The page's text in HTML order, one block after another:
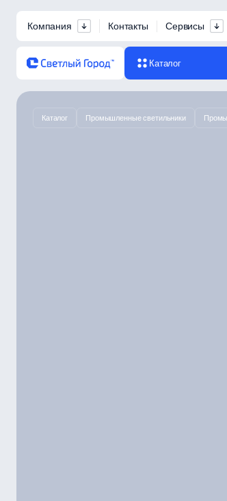
Компания Контакты Сервисы
Каталог
Каталог Промышленные светильники